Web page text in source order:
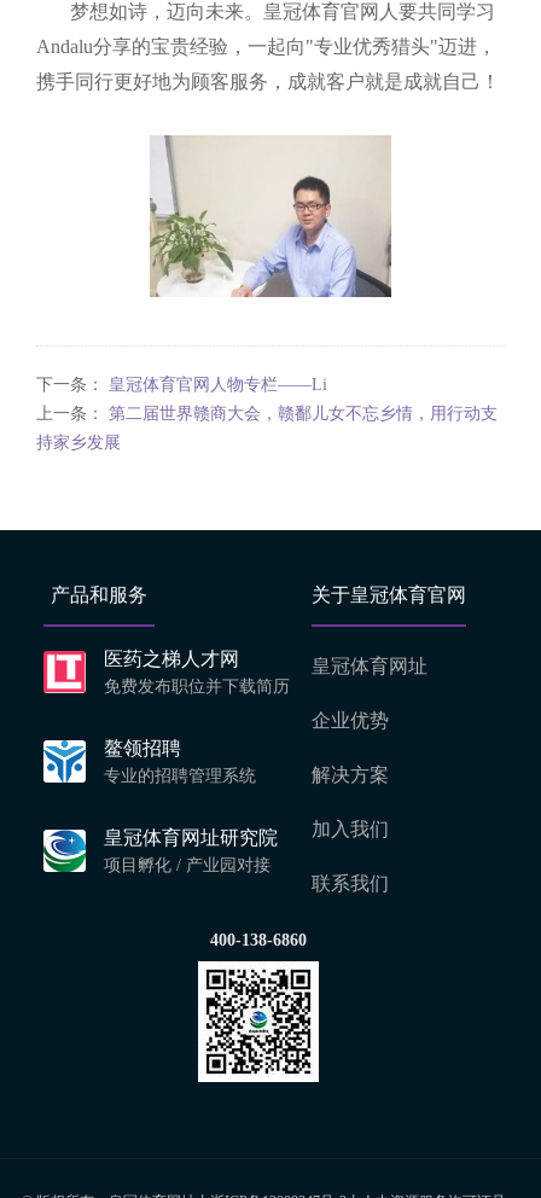
梦想如诗，迈向未来。皇冠体育官网人要共同学习
Andalu分享的宝贵经验，一起向"专业优秀猎头"迈进，
携手同行更好地为顾客服务，成就客户就是成就自己！
下一条： 皇冠体育官网人物专栏——Li
上一条： 第二届世界赣商大会，赣鄱儿女不忘乡情，用行动支
持家乡发展
产品和服务
医药之梯人才网
免费发布职位并下载简历
鳌领招聘
专业的招聘管理系统
皇冠体育网址研究院
项目孵化 / 产业园对接
关于皇冠体育官网
皇冠体育网址
企业优势
解决方案
加入我们
联系我们
400-138-6860